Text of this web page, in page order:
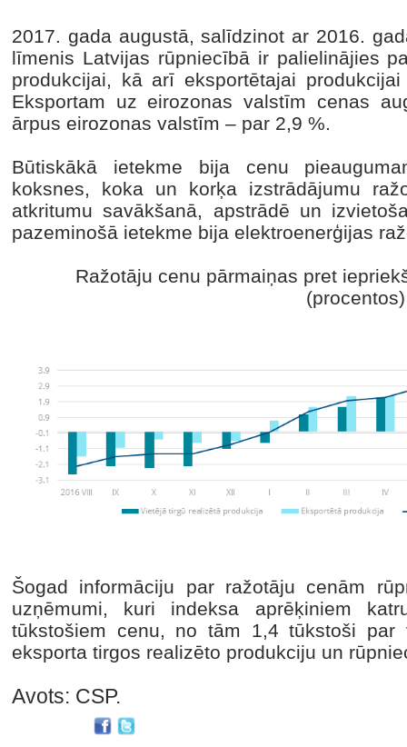
2017. gada augustā, salīdzinot ar 2016.
līmenis Latvijas rūpniecībā ir palielinājies
produkcijai, kā arī eksportētajai
Eksportam uz eirozonas valstīm cenas
ārpus eirozonas valstīm – par 2,9 %.
Būtiskākā ietekme bija cenu
koksnes, koka un korķa izstrādājumu
atkritumu savākšanā, apstrādē un
pazeminošā ietekme bija elektroenerģijas
Ražotāju cenu pārmaiņas pret
(procentos)
Šogad informāciju par ražotāju cenām
uzņēmumi, kuri indeksa aprēķiniem
tūkstošiem cenu, no tām 1,4 tūkstoši
eksporta tirgos realizēto produkciju un
Avots: CSP.